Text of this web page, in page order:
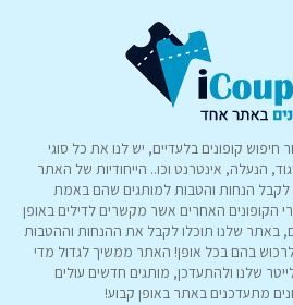
קופונים בלעדיים, יש לנו את כל סוגי
הנעלה, אינטרנט וכו.. הייחודיות של האתר
לקבל הנחות והטבות למותגים שהם באמת
הקופונים האחרים אשר מקשרים לדילים באופן
באתר שלנו תוכלו לקבל את ההנחות וההטבות
בהם בכל אופן! האתר ממשיך לגדול מדי
שלנו ולהתעדכן, מותגים חדשים עולים
מתעדכנים באתר באופן קבוע!